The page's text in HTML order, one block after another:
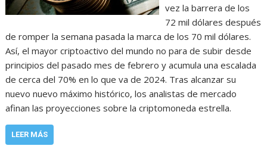
vez la barrera de los
72 mil dólares después
de romper la semana pasada la marca de los 70 mil dólares.
Así, el mayor criptoactivo del mundo no para de subir desde
principios del pasado mes de febrero y acumula una escalada
de cerca del 70% en lo que va de 2024. Tras alcanzar su
nuevo nuevo máximo histórico, los analistas de mercado
afinan las proyecciones sobre la criptomoneda estrella.
LEER MÁS